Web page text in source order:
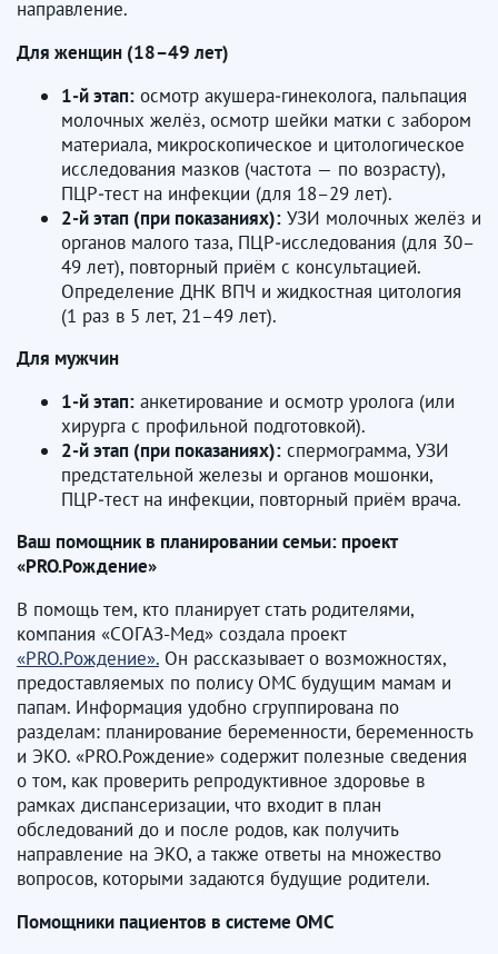
направление.
Для женщин (18–49 лет)
1‑й этап: осмотр акушера‑гинеколога, пальпация
молочных желёз, осмотр шейки матки с забором
материала, микроскопическое и цитологическое
исследования мазков (частота — по возрасту),
ПЦР‑тест на инфекции (для 18–29 лет).
2‑й этап (при показаниях): УЗИ молочных желёз и
органов малого таза, ПЦР‑исследования (для 30–
49 лет), повторный приём с консультацией.
Определение ДНК ВПЧ и жидкостная цитология
(1 раз в 5 лет, 21–49 лет).
Для мужчин
1‑й этап: анкетирование и осмотр уролога (или
хирурга с профильной подготовкой).
2‑й этап (при показаниях): спермограмма, УЗИ
предстательной железы и органов мошонки,
ПЦР‑тест на инфекции, повторный приём врача.
Ваш помощник в планировании семьи: проект
«PRO.Рождение»
В помощь тем, кто планирует стать родителями,
компания «СОГАЗ-Мед» создала проект
«PRO.Рождение». Он рассказывает о возможностях,
предоставляемых по полису ОМС будущим мамам и
папам. Информация удобно сгруппирована по
разделам: планирование беременности, беременность
и ЭКО. «PRO.Рождение» содержит полезные сведения
о том, как проверить репродуктивное здоровье в
рамках диспансеризации, что входит в план
обследований до и после родов, как получить
направление на ЭКО, а также ответы на множество
вопросов, которыми задаются будущие родители.
Помощники пациентов в системе ОМС